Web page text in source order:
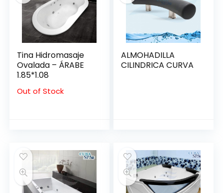
Tina Hidromasaje
Ovalada – ÁRABE
1.85*1.08
Out of Stock
ALMOHADILLA
CILINDRICA CURVA